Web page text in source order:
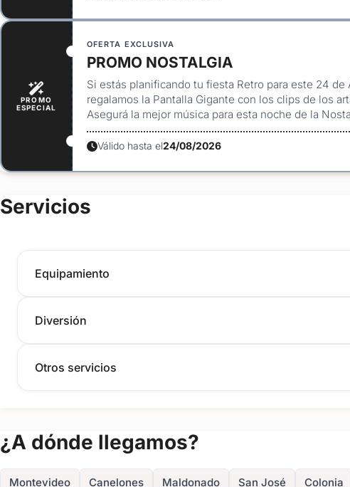
PROMO
ESPECIAL
OFERTA EXCLUSIVA
PROMO NOSTALGIA
Si estás planificando tu fiesta Retro para este 24
regalamos la Pantalla Gigante con los clips de los
Asegurá la mejor música para esta noche de la
Válido hasta el24/08/2026
Servicios
Equipamiento
Diversión
Otros servicios
¿A dónde llegamos?
Montevideo Canelones Maldonado San José Colonia